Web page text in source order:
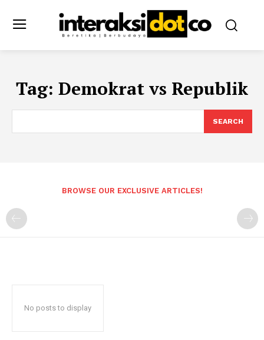
Tag: Demokrat vs Republik
SEARCH
BROWSE OUR EXCLUSIVE ARTICLES!
No posts to display